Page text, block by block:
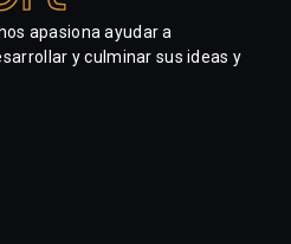
apasiona ayudar a
y culminar sus ideas y